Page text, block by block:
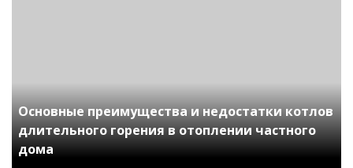
Основные преимущества и недостатки котлов
длительного горения в отоплении частного
дома